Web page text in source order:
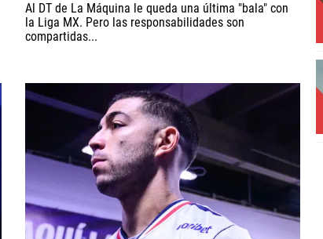
Al DT de La Máquina le queda una última "bala" con
la Liga MX. Pero las responsabilidades son
compartidas...